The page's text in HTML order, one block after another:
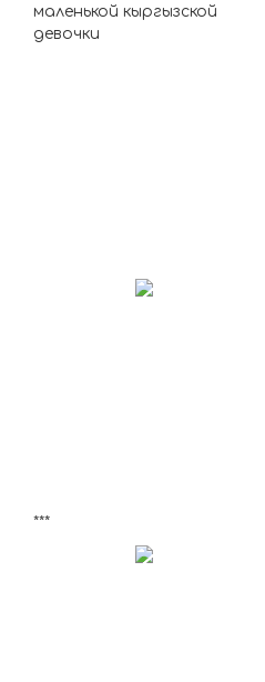
маленькой кыргызской
девочки
***